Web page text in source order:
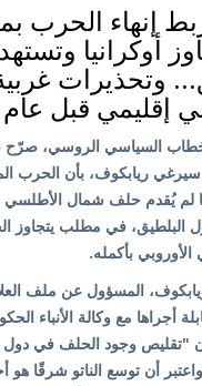
إنهاء الحرب
أوكرانيا
وتحذيرات
قبل عام 2030
السياسي الروسي، صرّح
سيرغي ريابكوف، بأن الحرب
لم يُقدم حلف شمال الأطلسي
في مطلب يتجاوز
الأوروبي بأكمله.
المسؤول عن ملف
أجراها مع وكالة الأنباء
"تقليص وجود الحلف في دول
أن توسع الناتو شرقًا هو